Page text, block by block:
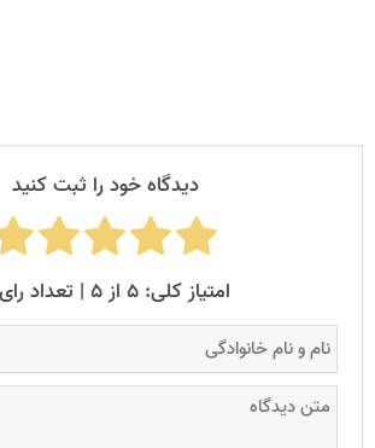
دیدگاه خود را ثبت کنید
امتیاز کلی: ۵ از ۵ | تعداد رای: ۱